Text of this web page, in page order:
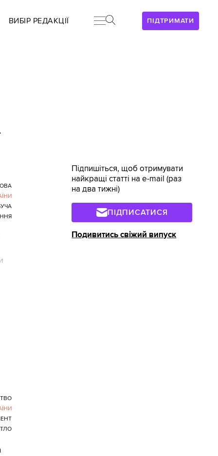
ПІДТРИМАТИ
ВИБІР РЕДАКЦІЇ
Підпишіться, щоб отримувати
найкращі статті на e-mail (раз
на два тижні)
ПІДПИСАТИСЯ
Подивитись свіжий випуск